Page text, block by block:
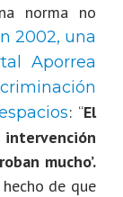
norma no
2002, una
Aporrea
: “El
mucho’.
de que